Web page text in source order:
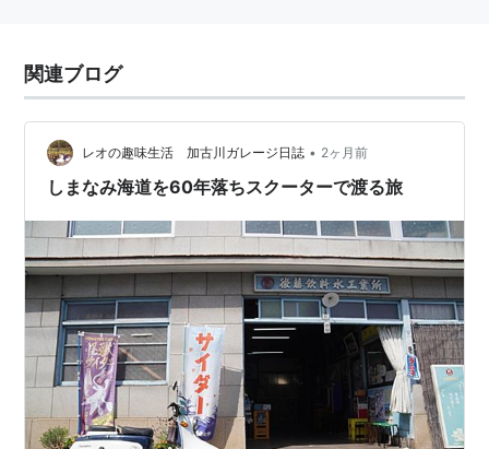
関連ブログ
レオの趣味生活 加古川ガレージ日誌 • 2ヶ月前
しまなみ海道を60年落ちスクーターで渡る旅